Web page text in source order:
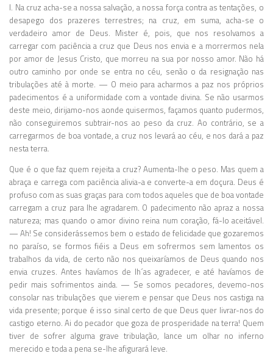
I. Na cruz acha-se a nossa salvação, a nossa força contra as tentações, o
desapego dos prazeres terrestres; na cruz, em suma, acha-se o
verdadeiro amor de Deus. Mister é, pois, que nos resolvamos a
carregar com paciência a cruz que Deus nos envia e a morrermos nela
por amor de Jesus Cristo, que morreu na sua por nosso amor. Não há
outro caminho por onde se entra no céu, senão o da resignação nas
tribulações até à morte. — O meio para acharmos a paz nos próprios
padecimentos é a uniformidade com a vontade divina. Se não usarmos
deste meio, dirijamo-nos aonde quisermos, façamos quanto pudermos,
não conseguiremos subtrair-nos ao peso da cruz. Ao contrário, se a
carregarmos de boa vontade, a cruz nos levará ao céu, e nos dará a paz
nesta terra.
Que é o que faz quem rejeita a cruz? Aumenta-lhe o peso. Mas quem a
abraça e carrega com paciência alivia-a e converte-a em doçura. Deus é
profuso com as suas graças para com todos aqueles que de boa vontade
carregam a cruz para lhe agradarem. O padecimento não apraz a nossa
natureza; mas quando o amor divino reina num coração, fá-lo aceitável.
— Ah! Se considerássemos bem o estado de felicidade que gozaremos
no paraíso, se formos fiéis a Deus em sofrermos sem lamentos os
trabalhos da vida, de certo não nos queixaríamos de Deus quando nos
envia cruzes. Antes havíamos de lh´as agradecer, e até havíamos de
pedir mais sofrimentos ainda. — Se somos pecadores, devemo-nos
consolar nas tribulações que vierem e pensar que Deus nos castiga na
vida presente; porque é isso sinal certo de que Deus quer livrar-nos do
castigo eterno. Ai do pecador que goza de prosperidade na terra! Quem
tiver de sofrer alguma grave tribulação, lance um olhar no inferno
merecido e toda a pena se-lhe afigurará leve.